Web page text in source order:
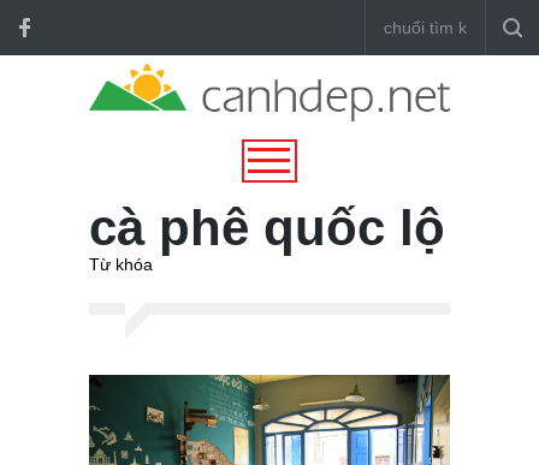
cà phê quốc lộ
Từ khóa